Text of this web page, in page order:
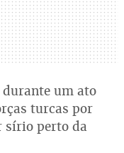
um ato
turcas por
sírio perto da